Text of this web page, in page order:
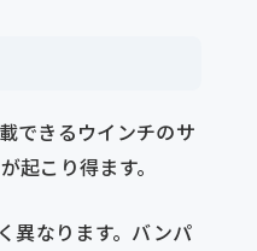
できるウインチのサ
こり得ます。
異なります。バンパ